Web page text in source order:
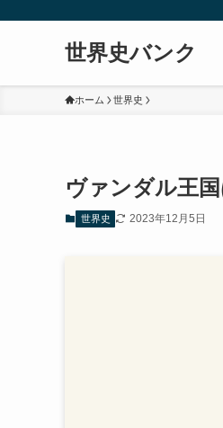
世界史バンク
ホーム 世界史
ヴァンダル王
世界史 2023年12月5日